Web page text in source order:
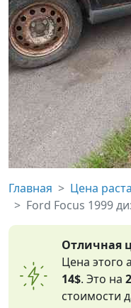
Главная
Цена
Ford Focus 1999
Отличная
Цена этого
14$. Это на
стоимости